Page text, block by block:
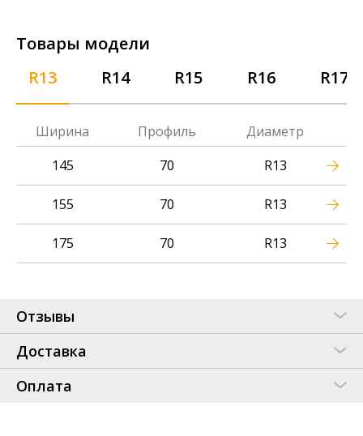
Товары модели
R13
R14 R15 R16 R17
Ширина Профиль
Диаметр
145
70 R13
155 70 R13
175 70 R13
Отзывы
Доставка
Оплата